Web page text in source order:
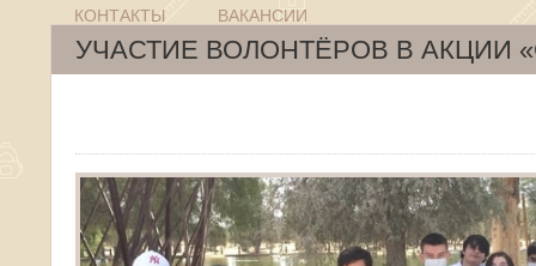
КОНТАКТЫ ВАКАНСИИ
УЧАСТИЕ ВОЛОНТЁРОВ В АКЦИИ